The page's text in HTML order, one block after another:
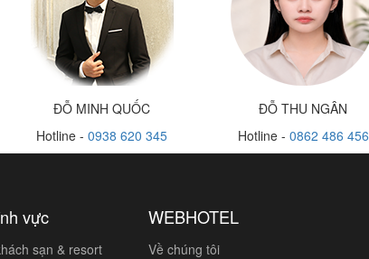
ĐỖ MINH QUỐC
Hotline -0938 620 345
ĐỖ THU NGÂN
Hotline - 0862 486 456
vực
sạn & resort
WEBHOTEL
Về chúng tôi